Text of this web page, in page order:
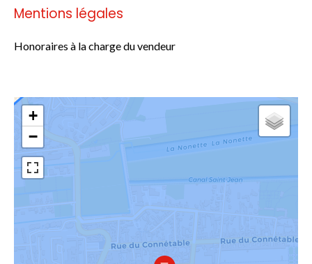
Mentions légales
Honoraires à la charge du vendeur
+
−